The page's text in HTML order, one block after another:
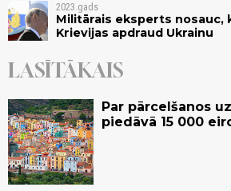
2023.gads
Militārais eksperts nosauc,
Krievijas apdraud Ukrainu
LASĪTĀKAIS
Par pārcelšanos
piedāvā 15 000